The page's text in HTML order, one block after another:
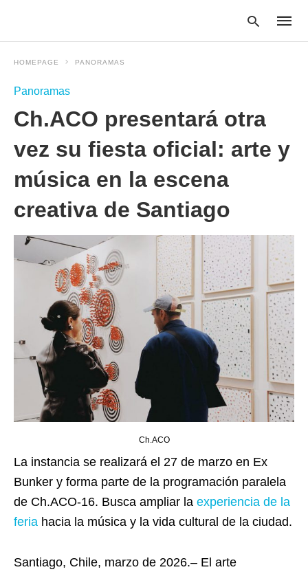
and
hit
HOMEPAGE PANORAMAS
Panoramas
Ch.ACO presentará otra
vez su fiesta oficial: arte y
música en la escena
creativa de Santiago
Ch.ACO
La instancia se realizará el 27 de marzo en Ex
Bunker y forma parte de la programación paralela
de Ch.ACO-16. Busca ampliar la experiencia de la
feria hacia la música y la vida cultural de la ciudad.
Santiago, Chile, marzo de 2026.– El arte